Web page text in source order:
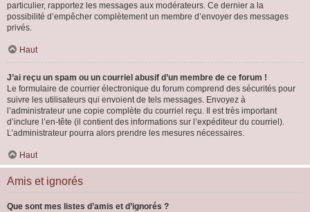
particulier, rapportez les messages aux modérateurs. Ce dernier a la
possibilité d’empêcher complètement un membre d’envoyer des messages
privés.
Haut
J’ai reçu un spam ou un courriel abusif d’un membre de ce forum !
Le formulaire de courrier électronique du forum comprend des sécurités pour
suivre les utilisateurs qui envoient de tels messages. Envoyez à
l’administrateur une copie complète du courriel reçu. Il est très important
d’inclure l’en-tête (il contient des informations sur l’expéditeur du courriel).
L’administrateur pourra alors prendre les mesures nécessaires.
Haut
Amis et ignorés
Que sont mes listes d’amis et d’ignorés ?